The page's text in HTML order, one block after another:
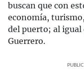
buscan que con
economía,
del puerto; al igual
Guerrero.